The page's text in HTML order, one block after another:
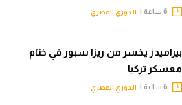
الدوري المصري
بيراميدز يخسر من ريزا سبور في ختام
معسكر تركيا
الدوري المصري